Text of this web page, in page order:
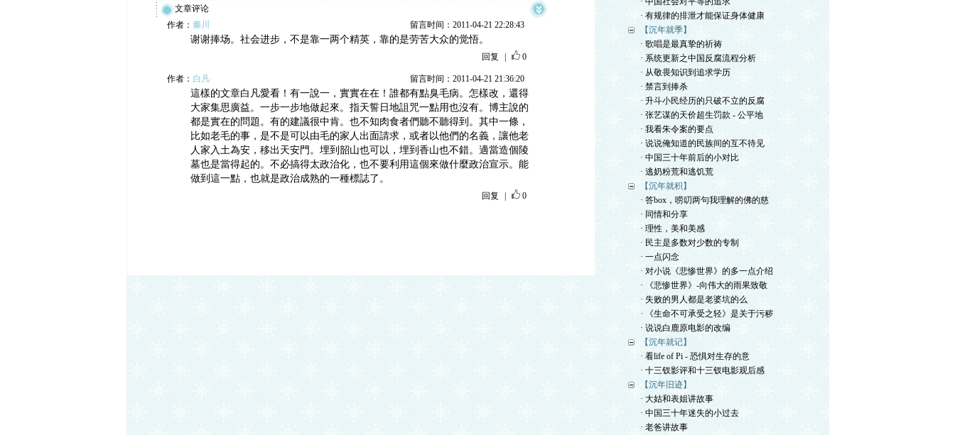
文章评论
作者： 秦川 留言时间：2011-04-21 22:28:43
谢谢捧场。社会进步，不是靠一两个精英，靠的是劳苦大众的觉悟。
回复 0
作者： 白凡 留言时间：2011-04-21 21:36:20
這樣的文章白凡愛看！有一說一，實實在在！誰都有點臭毛病。怎樣改，還得
大家集思廣益。一步一步地做起來。指天誓日地詛咒一點用也沒有。博主說的
都是實在的問題。有的建議很中肯。也不知肉食者們聽不聽得到。其中一條，
比如老毛的事，是不是可以由毛的家人出面請求，或者以他們的名義，讓他老
人家入土為安，移出天安門。埋到韶山也可以，埋到香山也不錯。適當造個陵
墓也是當得起的。不必搞得太政治化，也不要利用這個來做什麼政治宣示。能
做到這一點，也就是政治成熟的一種標誌了。
回复 0
· 有规律的排泄才能保证身体健康
【沉年就季】
· 歌唱是最真挚的祈祷
· 系统更新之中国反腐流程分析
· 从敬畏知识到追求学历
· 禁言到捧杀
· 升斗小民经历的只破不立的反腐
· 张艺谋的天价超生罚款 - 公平地
· 我看朱令案的要点
· 说说俺知道的民族间的互不待见
· 中国三十年前后的小对比
· 逃奶粉荒和逃饥荒
【沉年就积】
· 答box，唠叨两句我理解的佛的慈
· 同情和分享
· 理性，美和美感
· 民主是多数对少数的专制
· 一点闪念
· 对小说《悲惨世界》的多一点介绍
· 《悲惨世界》-向伟大的雨果致敬
· 失败的男人都是老婆坑的么
· 《生命不可承受之轻》是关于污秽
· 说说白鹿原电影的改编
【沉年就记】
· 看life of Pi - 恐惧对生存的意
· 十三钗影评和十三钗电影观后感
【沉年旧迹】
· 大姑和表姐讲故事
· 中国三十年迷失的小过去
· 老爸讲故事